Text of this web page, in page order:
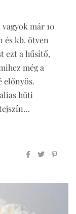
már 10
és kb. ötven
ezt a hűsítő,
még a
előnyös.
hüti